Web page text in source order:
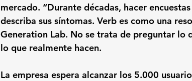
mercado. “Durante décadas, hacer
describa sus síntomas. Verb es como una
Generation Lab. No se trata de preguntar lo
lo que realmente hacen.
La empresa espera alcanzar los 5.000